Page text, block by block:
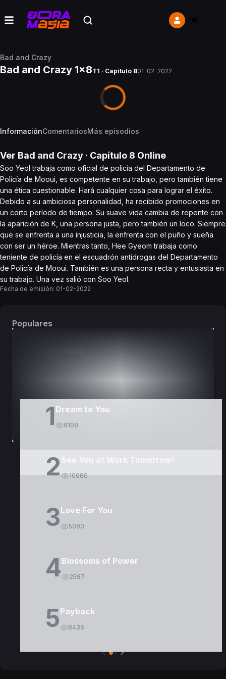
Bad and Crazy
Bad and Crazy 1x8T1 · Capítulo 801-02-2022
InformaciónComentariosMás episodios
Ver Bad and Crazy · Capítulo 8 Online
Soo Yeol trabaja como oficial de policía del Departamento de
Policía de Mooui, es competente en su trabajo, pero también tiene
una ética cuestionable. Hará cualquier cosa para lograr el éxito.
Debido a su ambiciosa personalidad, ha recibido promociones en
un corto período de tiempo. Su suave vida cambia de repente con
la aparición de K, una persona justa, pero también un loco. Siempre
que se enfrenta a una injusticia, la enfrenta con el puño y sueña
con ser un héroe. Mientras tanto, Hee Gyeom trabaja como
teniente de policía en el escuadrón antidrogas del Departamento
de Policía de Mooui. También es una persona recta y entusiasta en
su trabajo. Una vez salió con Soo Yeol.
Fecha de emisión: 01-02-2022
Populares
1 Dream to You
9108
2 See You at Work Tomorrow!
10980
3Love For You
5080
4Blossoms of Power
2587
5Payback
8436